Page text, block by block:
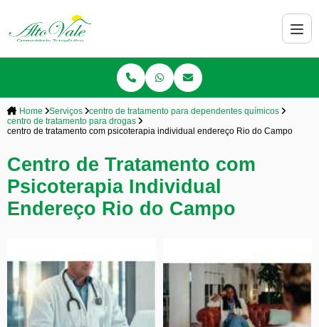
Home Serviços
centro de tratamento para dependentes químicos
centro de tratamento para drogas
centro de tratamento com psicoterapia individual endereço Rio do Campo
Centro de Tratamento com
Psicoterapia Individual
Endereço Rio do Campo